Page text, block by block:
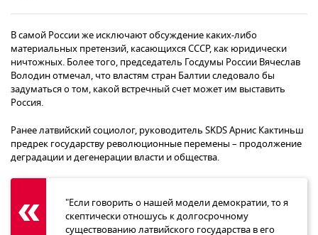
В самой России же исключают обсуждение каких-либо
материальных претензий, касающихся СССР, как юридически
ничтожных. Более того, председатель Госдумы России Вячеслав
Володин отмечал, что властям стран Балтии следовало бы
задуматься о том, какой встречный счет может им выставить
Россия.
Ранее латвийский социолог, руководитель SKDS Арнис Кактиньш
предрек государству революционные перемены – продолжение
деградации и дегенерации власти и общества.
"Если говорить о нашей модели демократии, то я
скептически отношусь к долгосрочному
существованию латвийского государства в его